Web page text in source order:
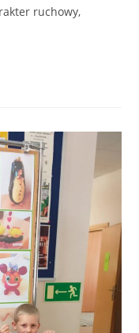
ruchowy,